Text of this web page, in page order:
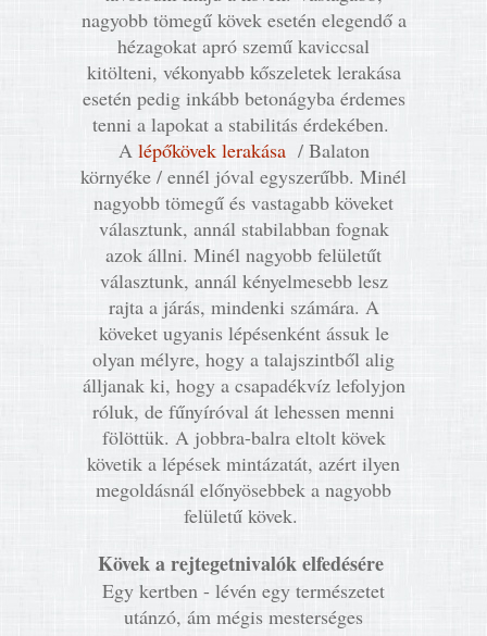
nagyobb tömegű kövek esetén elegendő a
hézagokat apró szemű kaviccsal
kitölteni, vékonyabb kőszeletek lerakása
esetén pedig inkább betonágyba érdemes
tenni a lapokat a stabilitás érdekében.
A lépőkövek lerakása/ Balaton
környéke / ennél jóval egyszerűbb. Minél
nagyobb tömegű és vastagabb köveket
választunk, annál stabilabban fognak
azok állni. Minél nagyobb felületűt
választunk, annál kényelmesebb lesz
rajta a járás, mindenki számára. A
köveket ugyanis lépésenként ássuk le
olyan mélyre, hogy a talajszintből alig
álljanak ki, hogy a csapadékvíz lefolyjon
róluk, de fűnyíróval át lehessen menni
fölöttük. A jobbra-balra eltolt kövek
követik a lépések mintázatát, azért ilyen
megoldásnál előnyösebbek a nagyobb
felületű kövek.
Kövek a rejtegetnivalók elfedésére
Egy kertben - lévén egy természetet
utánzó, ám mégis mesterséges